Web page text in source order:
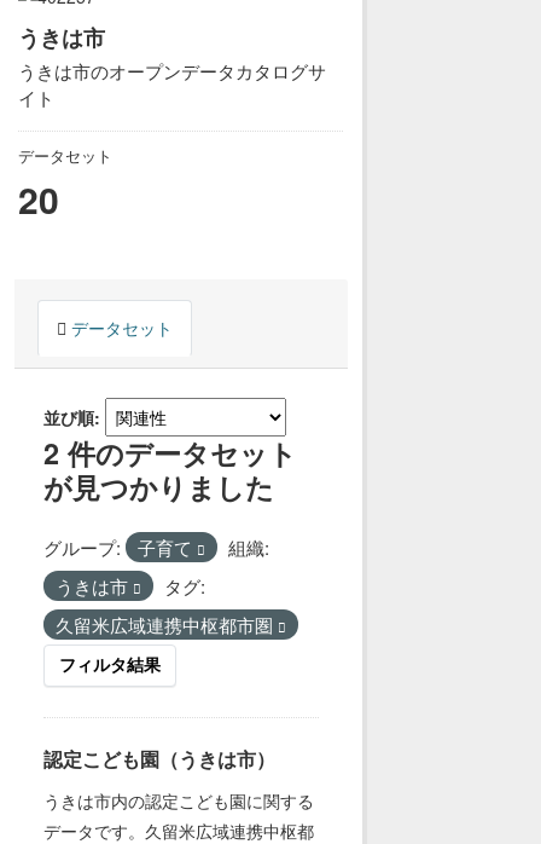
うきは市
うきは市のオープンデータカタログサ
イト
データセット
20
データセット
並び順
2 件のデータセット
が見つかりました
グループ: 子育て
組織:
うきは市
タグ:
久留米広域連携中枢都市圏
フィルタ結果
認定こども園（うきは市）
うきは市内の認定こども園に関する
データです。久留米広域連携中枢都